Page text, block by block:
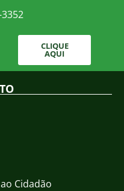
CLIQUE
AQUI
Cidadão